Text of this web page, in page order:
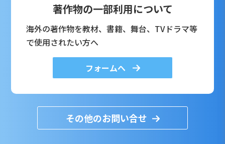
著作物の一部利用について
海外の著作物を教材、書籍、舞台、TVドラマ等
で使用されたい方へ
フォームへ
その他のお問い合せ